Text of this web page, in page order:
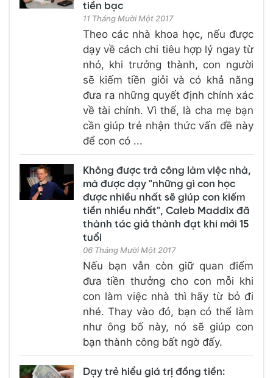
tiền bạc
11 Tháng Mười Một 2017
Theo các nhà khoa học, nếu được
dạy về cách chi tiêu hợp lý ngay từ
nhỏ, khi trưởng thành, con người
sẽ kiếm tiền giỏi và có khả năng
đưa ra những quyết định chính xác
về tài chính. Vì thế, là cha mẹ bạn
cần giúp trẻ nhận thức vấn đề này
để con có ...
Không được trả công làm việc nhà,
mà được dạy "những gì con học
được nhiều nhất sẽ giúp con kiếm
tiền nhiều nhất", Caleb Maddix đã
thành tác giả thành đạt khi mới 15
tuổi
06 Tháng Mười Một 2017
Nếu bạn vẫn còn giữ quan điểm
đưa tiền thưởng cho con mỗi khi
con làm việc nhà thì hãy từ bỏ đi
nhé. Thay vào đó, bạn có thể làm
như ông bố này, nó sẽ giúp con
bạn thành công bất ngờ đấy.
Dạy trẻ hiểu giá trị đồng tiền: